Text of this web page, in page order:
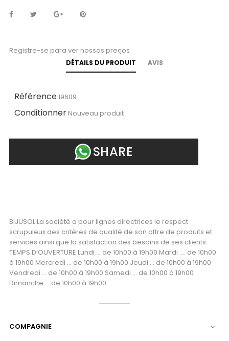
Registre-se para ver nossos preços
DÉTAILS DU PRODUIT AVIS
Référence19609
Conditionner Nouveau produit
SHARE
BIJUSOL La société a pour lignes directrices le respect
scrupuleux des critères de qualité de son offre de produits et
services ainsi que la satisfaction des besoins de ses clients.
TEMPS D’OUVERTURE Lundi ... de 10h00 à 19h00 Mardi .... de 10h00
à 19h00 Mercredi ... de 10h00 à 19h00 Jeudi ... de 10h00 à 19h00
Vendredi ... de 10h00 à 19h00 Samedi ... de 10h00 à 19h00
Dimanche ... de 10h00 à 19h00
COMPAGNIE 